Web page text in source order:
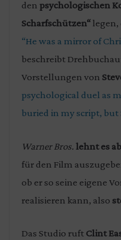
den psychologischen
Scharfschützen“ legen,
“He was a mirror of
beschreibt
Vorstellungen von
psychological duel as
buried in my script, but
Warner Bros. lehnt es ab
für den Film
ob er so seine eigene
realisieren kann, also
Das Studio ruft Clint